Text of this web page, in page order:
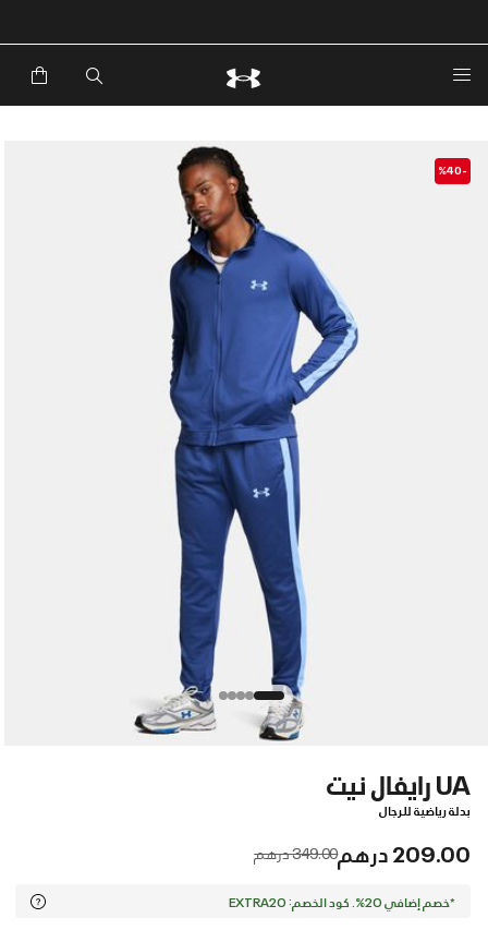
خصم إضافي 20%*. باستخدام الكود EXTRA20
-%40
UA رايفال نيت
بدلة رياضية للرجال
209.00 درهم Price reduced from
349.00 درهم to
*خصم إضافي 20%. كود الخصم: EXTRA20